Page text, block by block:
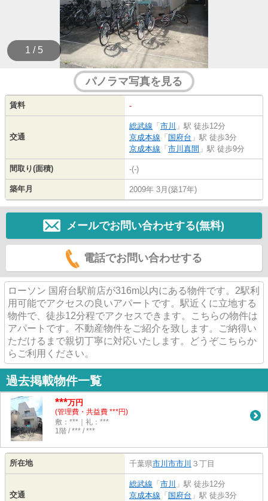
1 / 5
パノラマ写真を見る
賃料 -
交通
総武線 「 市川 」駅 徒歩12分
京成本線 「 国府台 」駅 徒歩3分
京成本線 「 市川真間 」駅 徒歩9分
間取り(面積) -(-)
築年月 2009年 3月(築17年)
メールでお問い合わせする(無料)
電話でお問い合わせする
ローソン 国府台駅前店が316m以内にある物件です。2駅利
用可能でアクセスの良いアパートです。駅近くに立地する
物件で、徒歩12分程でアクセスできます。こちらの物件は
アパートです。不動産物件をご紹介を致します。ご納得い
ただけるまで親切丁寧に対応いたします。どうぞこちらか
らご利用ください。
過去掲載物件一覧
***万円
(管理費・共益費 ***円)
敷：***｜礼：***
1階 / *** / ***
所在地 千葉県市川市市川 ３丁目
交通
総武線 「 市川 」駅 徒歩12分
京成本線 「 国府台 」駅 徒歩3分